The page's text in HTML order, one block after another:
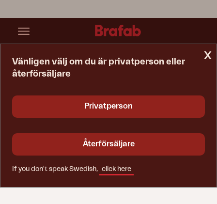
x
Vänligen välj om du är privatperson eller
återförsäljare
Privatperson
Återförsäljare
If you don't speak Swedish, click here